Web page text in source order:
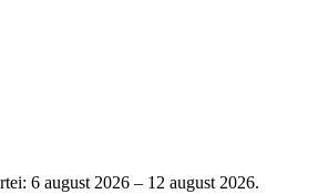
6 august 2026 – 12 august 2026.